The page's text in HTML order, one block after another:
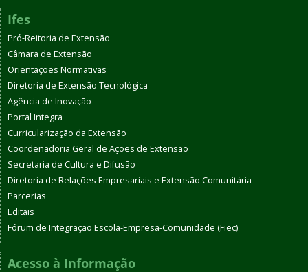
Ifes
Pró-Reitoria de Extensão
Câmara de Extensão
Orientações Normativas
Diretoria de Extensão Tecnológica
Agência de Inovação
Portal Integra
Curricularização da Extensão
Coordenadoria Geral de Ações de Extensão
Secretaria de Cultura e Difusão
Diretoria de Relações Empresariais e Extensão Comunitária
Parcerias
Editais
Fórum de Integração Escola-Empresa-Comunidade (Fiec)
Acesso à Informação